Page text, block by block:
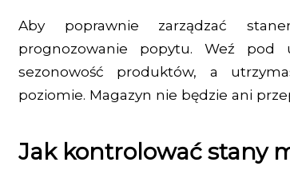
Aby poprawnie zarządzać
prognozowanie popytu. Weź
sezonowość produktów, a
poziomie. Magazyn nie będzie ani
Jak kontrolować stany